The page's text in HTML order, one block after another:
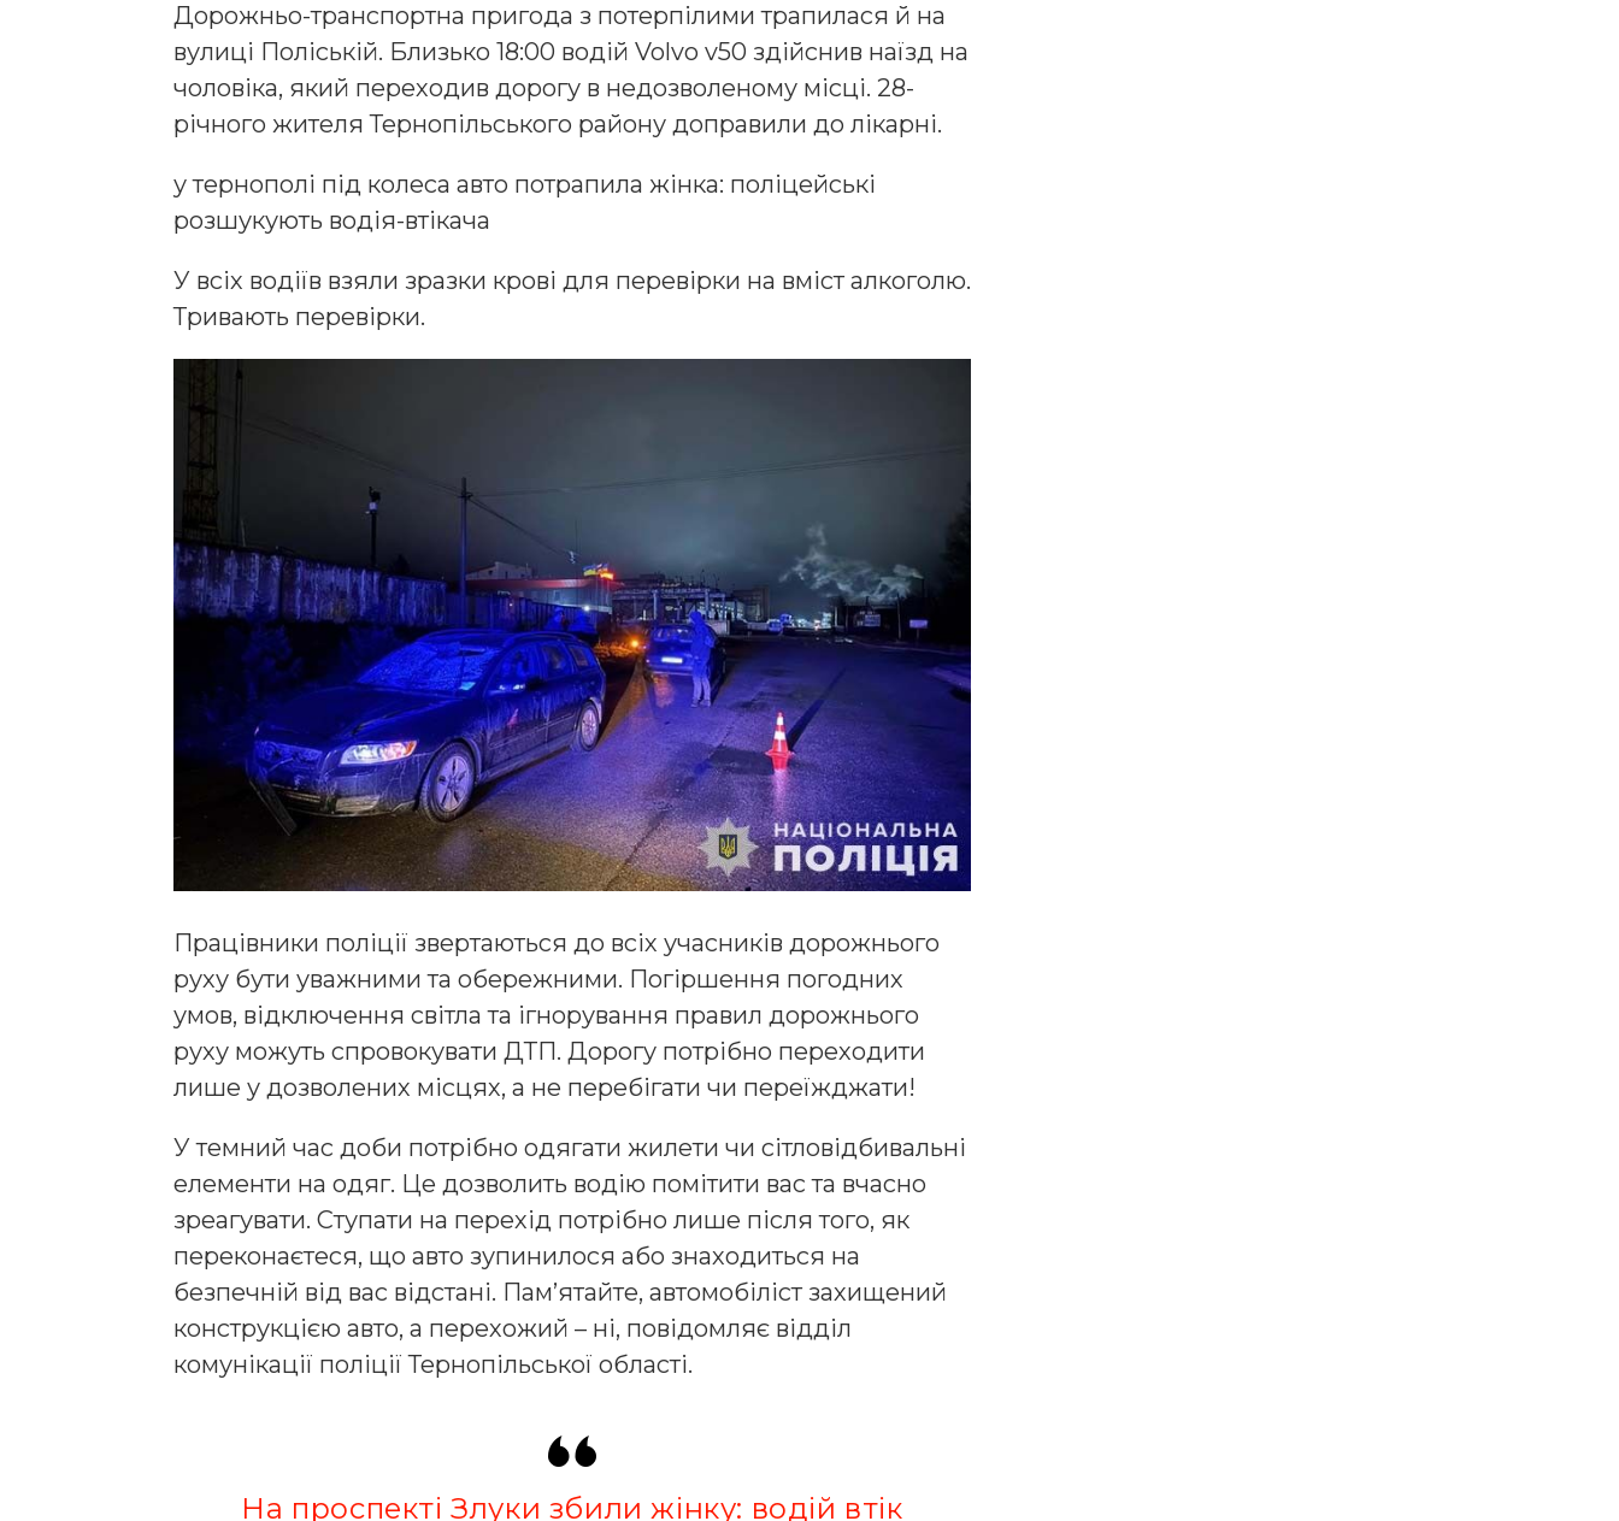
Дорожньо-транспортна пригода з потерпілими трапилася й на
вулиці Поліській. Близько 18:00 водій Volvo v50 здійснив наїзд на
чоловіка, який переходив дорогу в недозволеному місці. 28-
річного жителя Тернопільського району доправили до лікарні.
у тернополі під колеса авто потрапила жінка: поліцейські
розшукують водія-втікача
У всіх водіїв взяли зразки крові для перевірки на вміст алкоголю.
Тривають перевірки.
Працівники поліції звертаються до всіх учасників дорожнього
руху бути уважними та обережними. Погіршення погодних
умов, відключення світла та ігнорування правил дорожнього
руху можуть спровокувати ДТП. Дорогу потрібно переходити
лише у дозволених місцях, а не перебігати чи переїжджати!
У темний час доби потрібно одягати жилети чи сітловідбивальні
елементи на одяг. Це дозволить водію помітити вас та вчасно
зреагувати. Ступати на перехід потрібно лише після того, як
переконаєтеся, що авто зупинилося або знаходиться на
безпечній від вас відстані. Пам’ятайте, автомобіліст захищений
конструкцією авто, а перехожий – ні, повідомляє відділ
комунікації поліції Тернопільської області.
На проспекті Злуки збили жінку: водій втік